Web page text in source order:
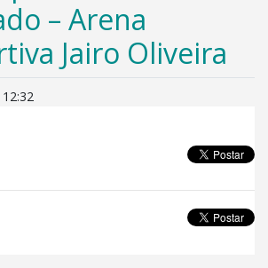
– Arena
Jairo Oliveira